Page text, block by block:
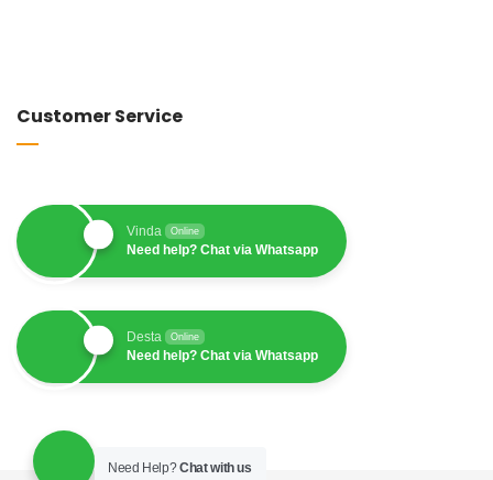
Customer Service
Vinda Online
Need help? Chat via Whatsapp
Desta Online
Need help? Chat via Whatsapp
Need Help?Chat with us